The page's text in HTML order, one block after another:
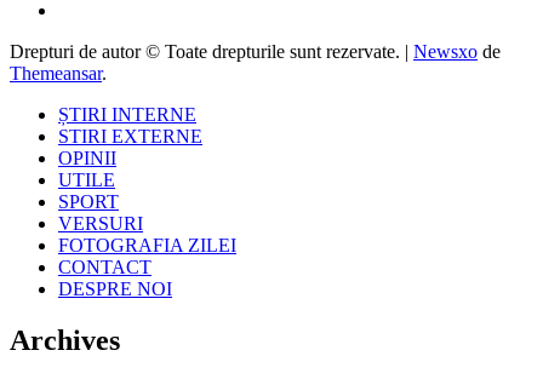
Drepturi de autor © Toate drepturile sunt rezervate. | Newsxo de
Themeansar.
ȘTIRI INTERNE
STIRI EXTERNE
OPINII
UTILE
SPORT
VERSURI
FOTOGRAFIA ZILEI
CONTACT
DESPRE NOI
Archives